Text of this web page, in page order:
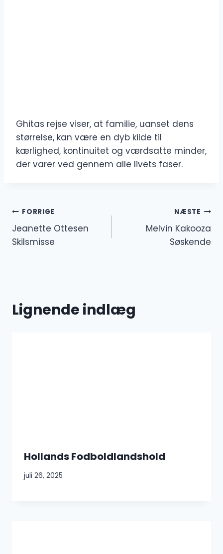
Ghitas rejse viser, at familie, uanset dens
størrelse, kan være en dyb kilde til
kærlighed, kontinuitet og værdsatte minder,
der varer ved gennem alle livets faser.
Indlægsnavigation
FORRIGE
Jeanette Ottesen
Skilsmisse
NÆSTE
Melvin Kakooza
Søskende
Lignende indlæg
Hollands Fodboldlandshold
juli 26, 2025